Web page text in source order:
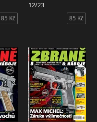
85 Kč
12/23
85 Kč